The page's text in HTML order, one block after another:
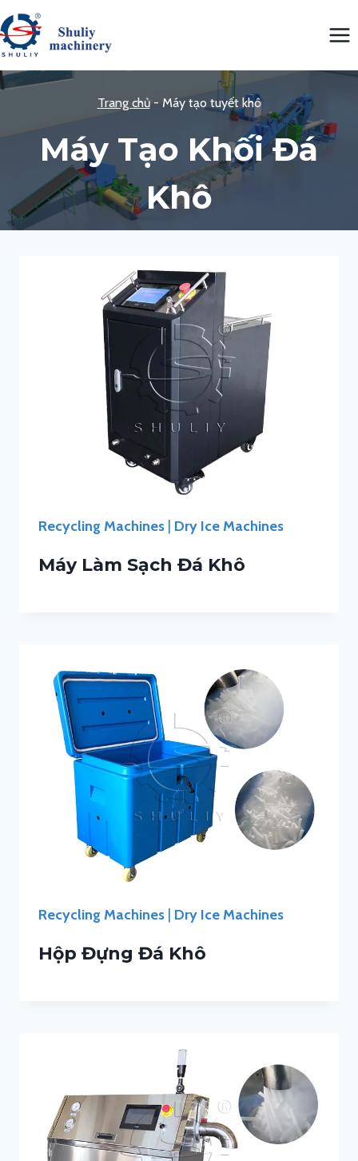
Skip
to
content
Trang chủ- Máy tạo tuyết khô
Máy Tạo Khối Đá
Khô
Recycling Machines Dry Ice Machines
Máy Làm Sạch Đá Khô
Recycling Machines Dry Ice Machines
Hộp Đựng Đá Khô